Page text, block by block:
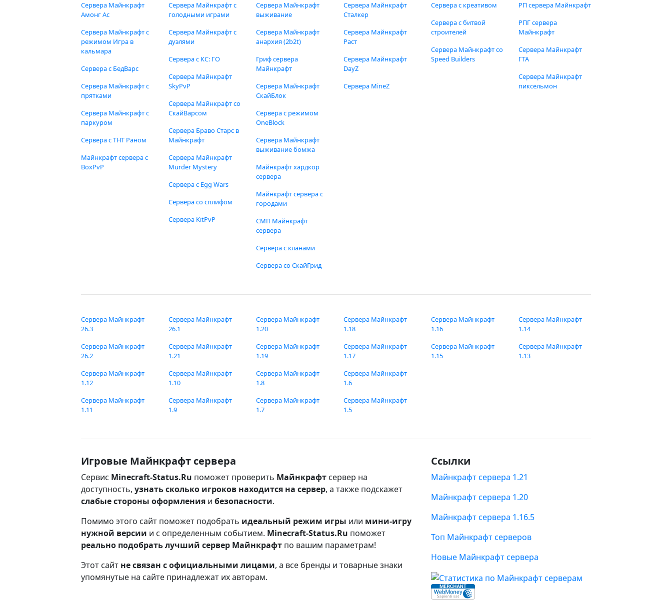
Сервера Майнкрафт
Амонг Ас
Сервера Майнкрафт с
режимом Игра в
кальмара
Сервера с БедВарс
Сервера Майнкрафт с
прятками
Сервера Майнкрафт с
паркуром
Сервера с ТНТ Раном
Майнкрафт сервера с
BoxPvP
Сервера Майнкрафт с
голодными играми
Сервера Майнкрафт с
дуэлями
Сервера с КС: ГО
Сервера Майнкрафт
SkyPvP
Сервера Майнкрафт со
СкайВарсом
Сервера Браво Старс в
Майнкрафт
Сервера Майнкрафт
Murder Mystery
Сервера с Egg Wars
Сервера со сплифом
Сервера KitPvP
Сервера Майнкрафт
выживание
Сервера Майнкрафт
анархия (2b2t)
Гриф сервера
Майнкрафт
Сервера Майнкрафт
СкайБлок
Сервера с режимом
OneBlock
Сервера Майнкрафт
выживание бомжа
Майнкрафт хардкор
сервера
Майнкрафт сервера с
городами
СМП Майнкрафт
сервера
Сервера с кланами
Сервера со СкайГрид
Сервера Майнкрафт
Сталкер
Сервера Майнкрафт
Раст
Сервера Майнкрафт
DayZ
Сервера MineZ
Сервера с креативом
Сервера с битвой
строителей
Сервера Майнкрафт со
Speed Builders
РП сервера Майнкрафт
РПГ сервера
Майнкрафт
Сервера Майнкрафт
ГТА
Сервера Майнкрафт
пиксельмон
Сервера Майнкрафт
26.3
Сервера Майнкрафт
26.2
Сервера Майнкрафт
26.1
Сервера Майнкрафт
1.21
Сервера Майнкрафт
1.20
Сервера Майнкрафт
1.19
Сервера Майнкрафт
1.18
Сервера Майнкрафт
1.17
Сервера Майнкрафт
1.16
Сервера Майнкрафт
1.15
Сервера Майнкрафт
1.14
Сервера Майнкрафт
1.13
Сервера Майнкрафт
1.12
Сервера Майнкрафт
1.11
Сервера Майнкрафт
1.10
Сервера Майнкрафт
1.9
Сервера Майнкрафт
1.8
Сервера Майнкрафт
1.7
Сервера Майнкрафт
1.6
Сервера Майнкрафт
1.5
Игровые Майнкрафт сервера
Сервис Minecraft-Status.Ru поможет проверить Майнкрафт сервер на
доступность, узнать сколько игроков находится на сервер, а также подскажет
слабые стороны оформления и безопасности.
Помимо этого сайт поможет подобрать идеальный режим игры или мини-игру
нужной версии и с определенным событием. Minecraft-Status.Ru поможет
реально подобрать лучший сервер Майнкрафт по вашим параметрам!
Этот сайт не связан с официальными лицами, а все бренды и товарные знаки
упомянутые на сайте принадлежат их авторам.
Ссылки
Майнкрафт сервера 1.21
Майнкрафт сервера 1.20
Майнкрафт сервера 1.16.5
Топ Майнкрафт серверов
Новые Майнкрафт сервера